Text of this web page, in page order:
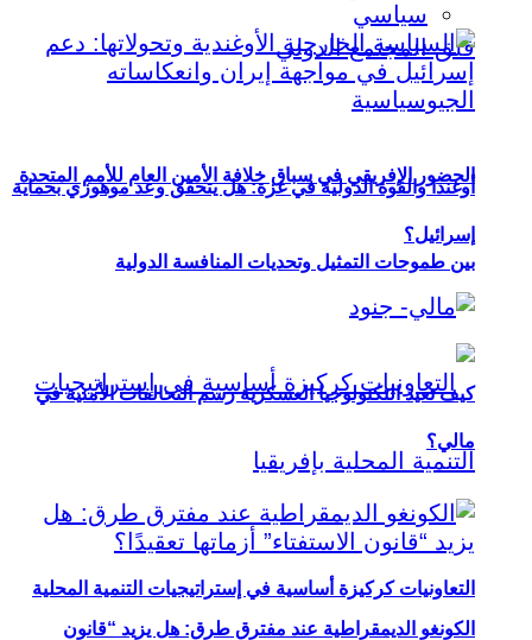
الحضور الإفريقي في سباق خلافة الأمين العام للأمم المتحدة
بين طموحات التمثيل وتحديات المنافسة الدولية
التعاونيات كركيزة أساسية في إستراتيجيات التنمية المحلية
سياسي
أوغندا والقوة الدولية في غزة: هل يتحقق وعد موهوزي بحماية
إسرائيل؟
كيف تعيد التكنولوجيا العسكرية رسم التحالفات الأمنية في
مالي؟
الكونغو الديمقراطية عند مفترق طرق: هل يزيد “قانون